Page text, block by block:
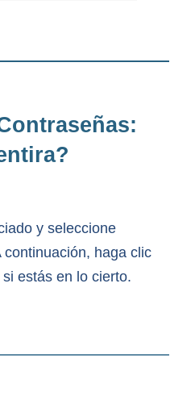
y seleccione
continuación, haga clic
estás en lo cierto.